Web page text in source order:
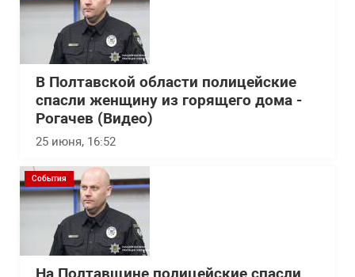
В Полтавской области полицейские
спасли женщину из горящего дома -
Рогачев (Видео)
25 июня, 16:52
События